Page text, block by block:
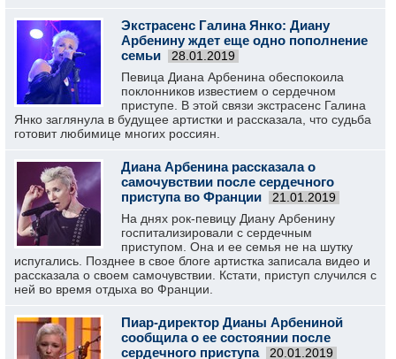
Экстрасенс Галина Янко: Диану
Арбенину ждет еще одно пополнение
семьи
28.01.2019
Певица Диана Арбенина обеспокоила
поклонников известием о сердечном
приступе. В этой связи экстрасенс Галина
Янко заглянула в будущее артистки и рассказала, что судьба
готовит любимице многих россиян.
Диана Арбенина рассказала о
самочувствии после сердечного
приступа во Франции
21.01.2019
На днях рок-певицу Диану Арбенину
госпитализировали с сердечным
приступом. Она и ее семья не на шутку
испугались. Позднее в свое блоге артистка записала видео и
рассказала о своем самочувствии. Кстати, приступ случился с
ней во время отдыха во Франции.
Пиар-директор Дианы Арбениной
сообщила о ее состоянии после
сердечного приступа
20.01.2019